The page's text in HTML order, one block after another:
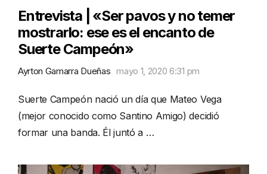
Entrevista | «Ser pavos y no temer
mostrarlo: ese es el encanto de
Suerte Campeón»
Ayrton Gamarra Dueñas mayo 1, 2020 6:31 pm
Suerte Campeón nació un día que Mateo Vega
(mejor conocido como Santino Amigo) decidió
formar una banda. Él juntó a …